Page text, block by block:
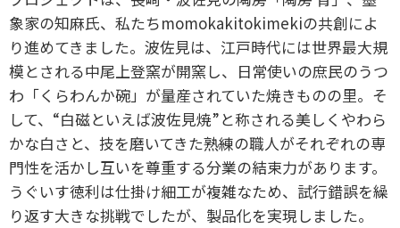
象家の知麻氏、私たちmomokakitokimekiの共創によ
り進めてきました。波佐見は、江戸時代には世界最大規
模とされる中尾上登窯が開窯し、日常使いの庶民のうつ
わ「くらわんか碗」が量産されていた焼きものの里。そ
して、“白磁といえば波佐見焼”と称される美しくやわら
かな白さと、技を磨いてきた熟練の職人がそれぞれの専
門性を活かし互いを尊重する分業の結束力があります。
うぐいす徳利は仕掛け細工が複雑なため、試行錯誤を繰
り返す大きな挑戦でしたが、製品化を実現しました。